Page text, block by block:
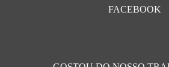
FACEBOOK